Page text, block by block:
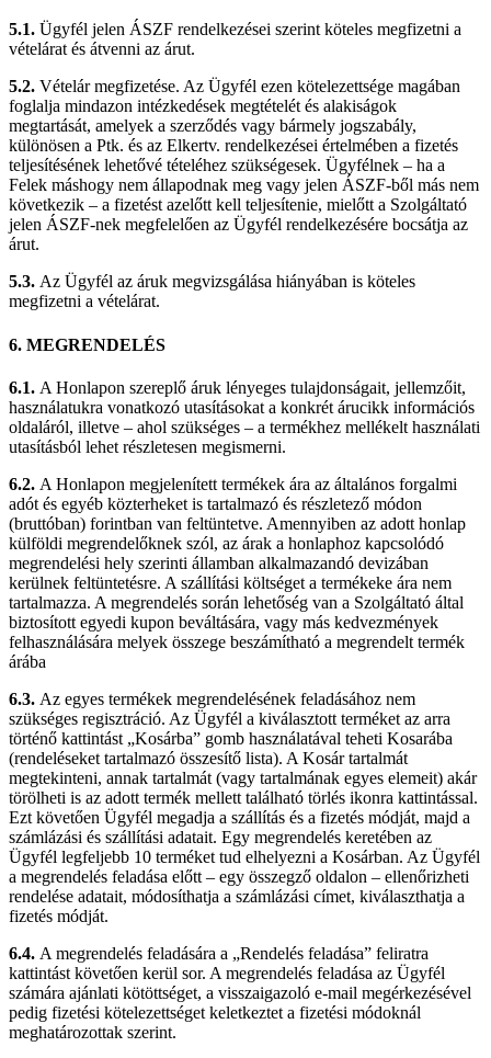
5.1. Ügyfél jelen ÁSZF rendelkezései szerint köteles megfizetni a
vételárat és átvenni az árut.
5.2. Vételár megfizetése. Az Ügyfél ezen kötelezettsége magában
foglalja mindazon intézkedések megtételét és alakiságok
megtartását, amelyek a szerződés vagy bármely jogszabály,
különösen a Ptk. és az Elkertv. rendelkezései értelmében a fizetés
teljesítésének lehetővé tételéhez szükségesek. Ügyfélnek – ha a
Felek máshogy nem állapodnak meg vagy jelen ÁSZF-ből más nem
következik – a fizetést azelőtt kell teljesítenie, mielőtt a Szolgáltató
jelen ÁSZF-nek megfelelően az Ügyfél rendelkezésére bocsátja az
árut.
5.3. Az Ügyfél az áruk megvizsgálása hiányában is köteles
megfizetni a vételárat.
6. MEGRENDELÉS
6.1. A Honlapon szereplő áruk lényeges tulajdonságait, jellemzőit,
használatukra vonatkozó utasításokat a konkrét árucikk információs
oldaláról, illetve – ahol szükséges – a termékhez mellékelt használati
utasításból lehet részletesen megismerni.
6.2. A Honlapon megjelenített termékek ára az általános forgalmi
adót és egyéb közterheket is tartalmazó és részletező módon
(bruttóban) forintban van feltüntetve. Amennyiben az adott honlap
külföldi megrendelőknek szól, az árak a honlaphoz kapcsolódó
megrendelési hely szerinti államban alkalmazandó devizában
kerülnek feltüntetésre. A szállítási költséget a termékeke ára nem
tartalmazza. A megrendelés során lehetőség van a Szolgáltató által
biztosított egyedi kupon beváltására, vagy más kedvezmények
felhasználására melyek összege beszámítható a megrendelt termék
árába
6.3. Az egyes termékek megrendelésének feladásához nem
szükséges regisztráció. Az Ügyfél a kiválasztott terméket az arra
történő kattintást „Kosárba” gomb használatával teheti Kosarába
(rendeléseket tartalmazó összesítő lista). A Kosár tartalmát
megtekinteni, annak tartalmát (vagy tartalmának egyes elemeit) akár
törölheti is az adott termék mellett található törlés ikonra kattintással.
Ezt követően Ügyfél megadja a szállítás és a fizetés módját, majd a
számlázási és szállítási adatait. Egy megrendelés keretében az
Ügyfél legfeljebb 10 terméket tud elhelyezni a Kosárban. Az Ügyfél
a megrendelés feladása előtt – egy összegző oldalon – ellenőrizheti
rendelése adatait, módosíthatja a számlázási címet, kiválaszthatja a
fizetés módját.
6.4. A megrendelés feladására a „Rendelés feladása” feliratra
kattintást követően kerül sor. A megrendelés feladása az Ügyfél
számára ajánlati kötöttséget, a visszaigazoló e-mail megérkezésével
pedig fizetési kötelezettséget keletkeztet a fizetési módoknál
meghatározottak szerint.